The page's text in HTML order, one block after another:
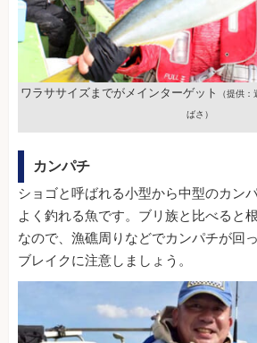
ワラササイズまでがメインターゲット （提供
ばさ）
カンパチ
ショゴと呼ばれる小型から中型のカン
よく釣れる魚です。ブリ族と比べると
なので、漁礁周りなどでカンパチが回
ブレイクに注意しましょう。